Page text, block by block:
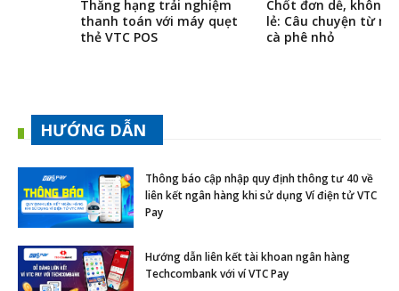
Thăng hạng trải nghiệm
thanh toán với máy quẹt
thẻ VTC POS
Chốt đơn dễ, không
lẻ: Câu chuyện từ
cà phê nhỏ
HƯỚNG DẪN
Thông báo cập nhập quy định thông tư 40 về
liên kết ngân hàng khi sử dụng Ví điện tử VTC
Pay
Hướng dẫn liên kết tài khoan ngân hàng
Techcombank với ví VTC Pay